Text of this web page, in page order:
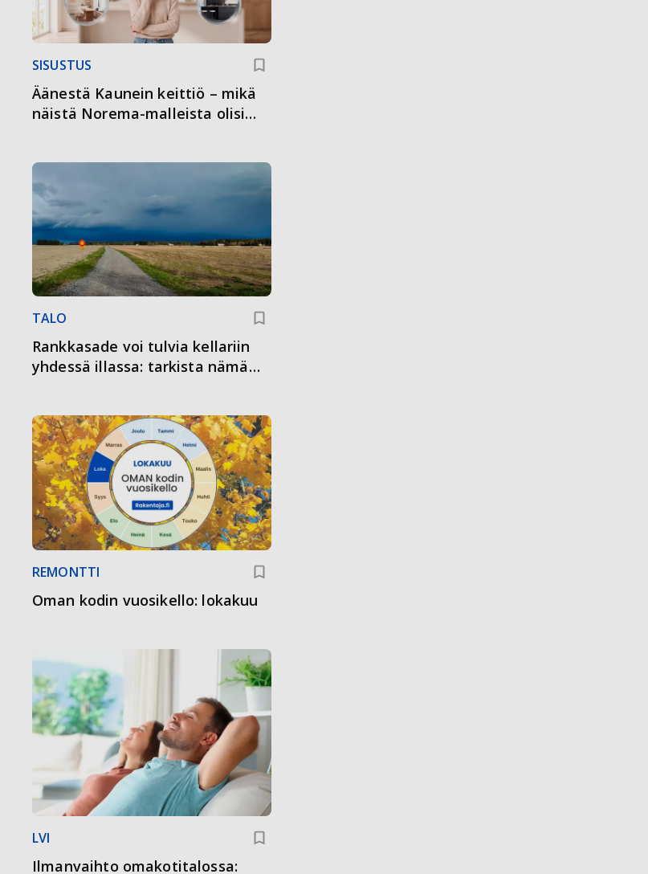
SISUSTUS
Äänestä Kaunein keittiö – mikä
näistä Norema-malleista olisi
TALO
Rankkasade voi tulvia kellariin
yhdessä illassa: tarkista nämä
REMONTTI
Oman kodin vuosikello: lokakuu
LVI
Ilmanvaihto omakotitalossa: